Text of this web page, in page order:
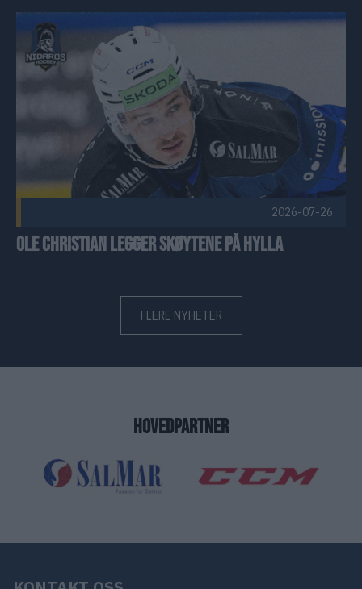
Ole Christian legger skøytene på hylla Publisert 2026-07-26
2026-07-26
Ole Christian legger skøytene på hylla
FLERE NYHETER
HOVEDPARTNER